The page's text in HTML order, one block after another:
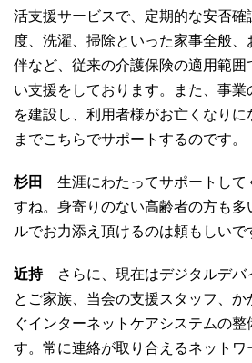
活支援サービスで、定期的な安否確
度、洗濯、掃除といった家事全般、
伴など、従来の介護保険の適用範囲
い支援をしております。また、事
を建設し、利用者様がお亡くなり
までこちらでサポートするのです。
杉田
生涯にわたってサポートして
すね。身寄りのない高齢者の方も多
ルでお力添え頂けるのは頼もしいで
近持さらに、現在はデジタルデバ
とご家族、当会の支援スタッフ、
ぐインターネットケアシステムの整
す。常に連絡が取り合えるネット